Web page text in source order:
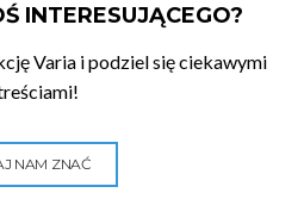
INTERESUJĄCEGO?
Varia i podziel się ciekawymi
NAM ZNAĆ